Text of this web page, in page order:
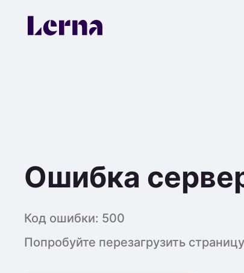
Ошибка
Код ошибки: 500
Попробуйте перезагрузить